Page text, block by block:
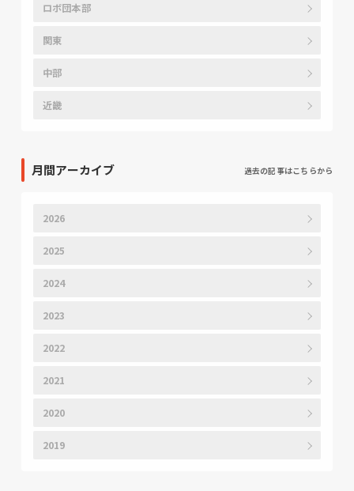
ロボ団本部
関東
中部
近畿
月間アーカイブ 過去の記事はこちらから
2026
2025
2024
2023
2022
2021
2020
2019